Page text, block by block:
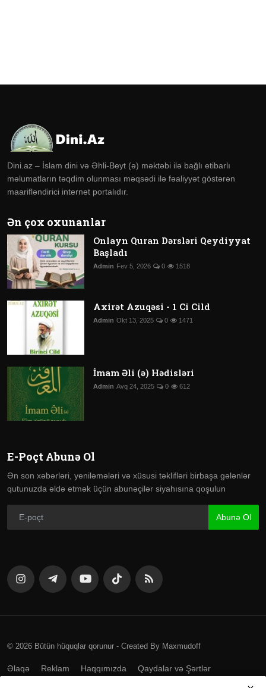
Dini.az – İslam dini və Əhli-Beyt (ə) məktəbi ilə bağlı etibarlı
məlumatların təqdim olunması məqsədi ilə fəaliyyət göstərən
maarifləndirici internet portalıdır.
Ən çox oxunanlar
Onlayn Quran Dərsləri Qeydiyyat
Başladı
Admin Fev 5, 2026 0 1518
Axirət Azuqəsi - 1 Ci Cild
Admin Okt 13, 2025 0 1471
İmam Əli (ə) Hədisləri
Admin Avq 24, 2025 0 612
E-Poçt Abunə Ol
Ən son xəbərləri, yeniləmələri və xüsusi təklifləri birbaşa gələnlər
qutunuzda əldə etmək üçün abunəçilər siyahısına qoşulun
Abunə Ol
© 2026 Bütün hüquqlar qorunur - Created By Maxmudoff
Əlaqə Reklam Haqqımızda Qaydalar və Şərtlər